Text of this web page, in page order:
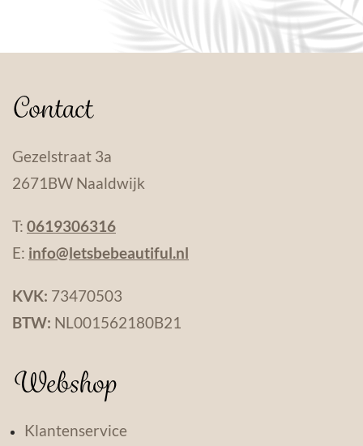
Contact
Gezelstraat 3a
2671BW Naaldwijk
T: 0619306316
E: info@letsbebeautiful.nl
KVK: 73470503
BTW: NL001562180B21
Webshop
Klantenservice